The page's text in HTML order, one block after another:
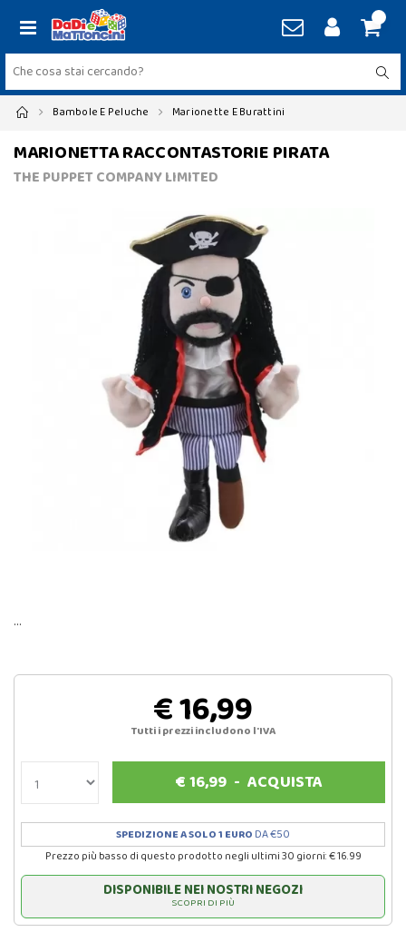
Bambole E Peluche Marionette E Burattini
MARIONETTA RACCONTASTORIE PIRATA
THE PUPPET COMPANY LIMITED
…
€ 16,99
Tutti i prezzi includono l'IVA
€16,99- ACQUISTA
SPEDIZIONE A SOLO 1 EURO DA €50
Prezzo più basso di questo prodotto negli ultimi 30 giorni: € 16.99
DISPONIBILE NEI NOSTRI NEGOZI
SCOPRI DI PIÙ